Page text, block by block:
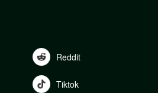
Reddit
Tiktok